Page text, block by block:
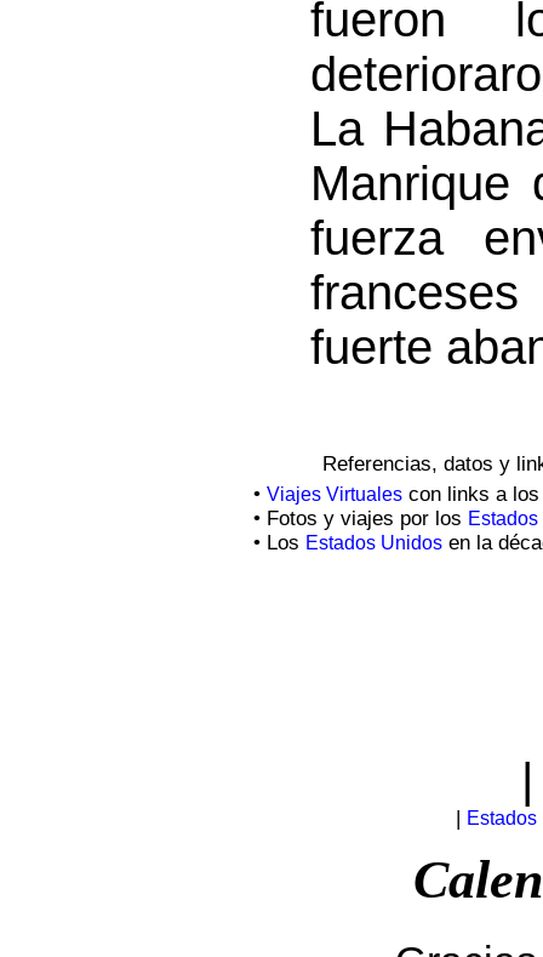
fueron
La
Manrique
fuerza
fuerte
Referencias, datos y
• Viajes Virtualescon links a
• Fotos y viajes por los
• Los Estados Unidosen la
| Estados